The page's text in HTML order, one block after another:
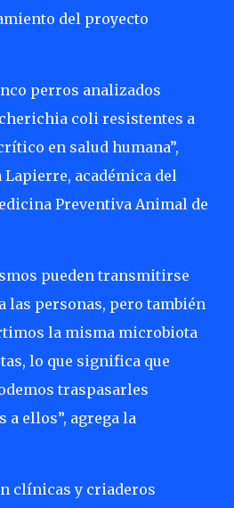
del proyecto
perros analizados
coli resistentes a
en salud humana”,
académica del
Preventiva Animal de
pueden transmitirse
las personas, pero también
la misma microbiota
lo que significa que
traspasarles
a ellos”, agrega la
clínicas y criaderos